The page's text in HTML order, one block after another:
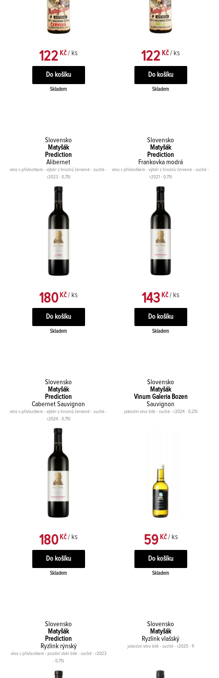
122 Kč / ks
Skladem
122 Kč / ks
Skladem
Slovensko
Matyšák
Prediction
Alibernet
víno s přívlastkem - výběr z hroznů červené - suché -
r2023 - 0,75l
180Kč / ks
Skladem
Slovensko
Matyšák
Prediction
Frankovka modrá
víno s přívlastkem - výběr z hroznů červené - suché -
r2021 - 0,75l
143 Kč / ks
Skladem
Slovensko
Matyšák
Prediction
Cabernet Sauvignon
víno s přívlastkem - výběr z hroznů červené - suché -
r2024 - 0,75l
180Kč / ks
Skladem
Slovensko
Matyšák
Vinum Galeria Bozen
Sauvignon
jakostní víno bílé - suché - r2024 - 0,25l
59Kč / ks
Skladem
Slovensko
Matyšák
Prediction
Ryzlink rýnský
víno s přívlastkem - pozdní sběr bílé - suché - r2023
- 0,75l
Slovensko
Matyšák
Ryzlink vlašský
jakostní víno bílé - suché - r2025 - 1l